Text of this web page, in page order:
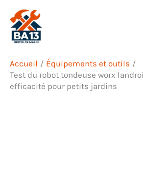
contenu
Accueil
Équipements et outils
Test du robot tondeuse worx
efficacité pour petits jardins
Rechercher